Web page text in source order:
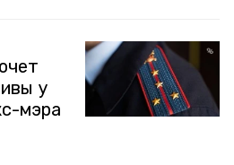
у
мэра